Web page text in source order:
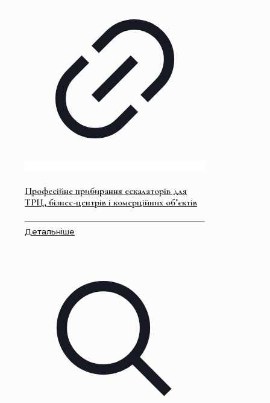
Професійне прибирання ескалаторів для
ТРЦ, бізнес-центрів і комерційних об’єктів
Детальніше